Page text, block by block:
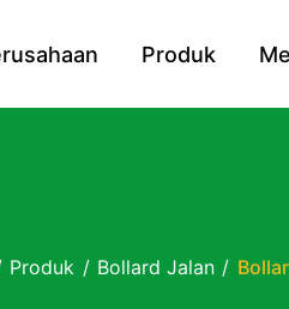
Produk
Produk / Bollard Jalan /